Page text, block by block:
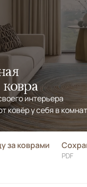
интерьера
ковёр у себя в
за коврами
PDF